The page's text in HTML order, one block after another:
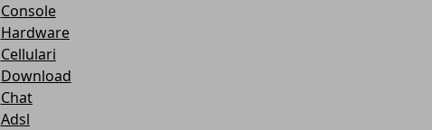
Console
Hardware
Cellulari
Download
Chat
Adsl